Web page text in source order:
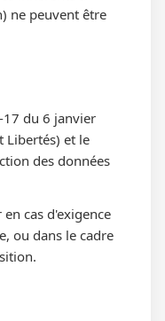
ne peuvent être
17 du 6 janvier
Libertés) et le
des données
cas d'exigence
ou dans le cadre